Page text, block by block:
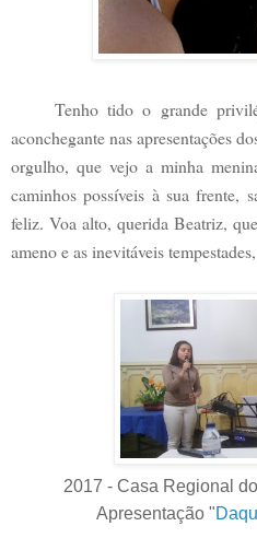
Tenho tido o grande
aconchegante nas apresentações
orgulho, que vejo a minha
caminhos possíveis à sua frente,
feliz. Voa alto, querida Beatriz,
ameno e as inevitáveis
2017 - Casa Regional
Apresentação "